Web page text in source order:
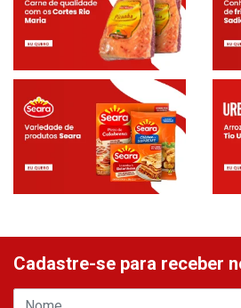
Cadastre-se para receber